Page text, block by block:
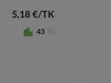
5,18 €/TK
43 TK